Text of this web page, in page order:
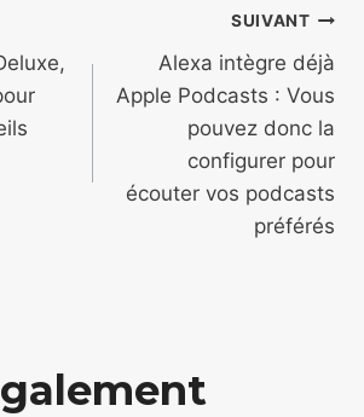
SUIVANT
Alexa intègre déjà
Apple Podcasts : Vous
pouvez donc la
configurer pour
écouter vos podcasts
préférés